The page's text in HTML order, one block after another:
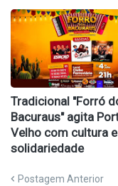
Tradicional "Forró
Bacuraus" agita
Velho com cultura e
solidariedade
Postagem Anterior